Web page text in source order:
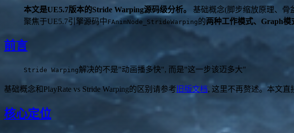
本文是UE5.7版本的Stride Warping源码级分析。 基础概念(脚步缩放原理、骨
聚焦于UE5.7引擎源码中FAnimNode_StrideWarping的两种工作模式、Graph
前言
Stride Warping解决的不是"动画播多快", 而是"这一步该迈多大"
基础概念和PlayRate vs Stride Warping的区别请参考 旧版文档, 这里不再赘述。本文直
核心定位